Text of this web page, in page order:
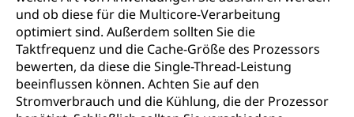
und ob diese für die Multicore-Verarbeitung
optimiert sind. Außerdem sollten Sie die
Taktfrequenz und die Cache-Größe des Prozessors
bewerten, da diese die Single-Thread-Leistung
beeinflussen können. Achten Sie auf den
Stromverbrauch und die Kühlung, die der Prozessor